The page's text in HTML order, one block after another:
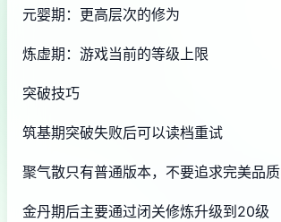
元婴期：更高层次的修为
炼虚期：游戏当前的等级上限
突破技巧
筑基期突破失败后可以读档重试
聚气散只有普通版本，不要追求完美品质
金丹期后主要通过闭关修炼升级到20级